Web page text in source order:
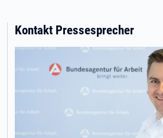
Kontakt Pressesprecher